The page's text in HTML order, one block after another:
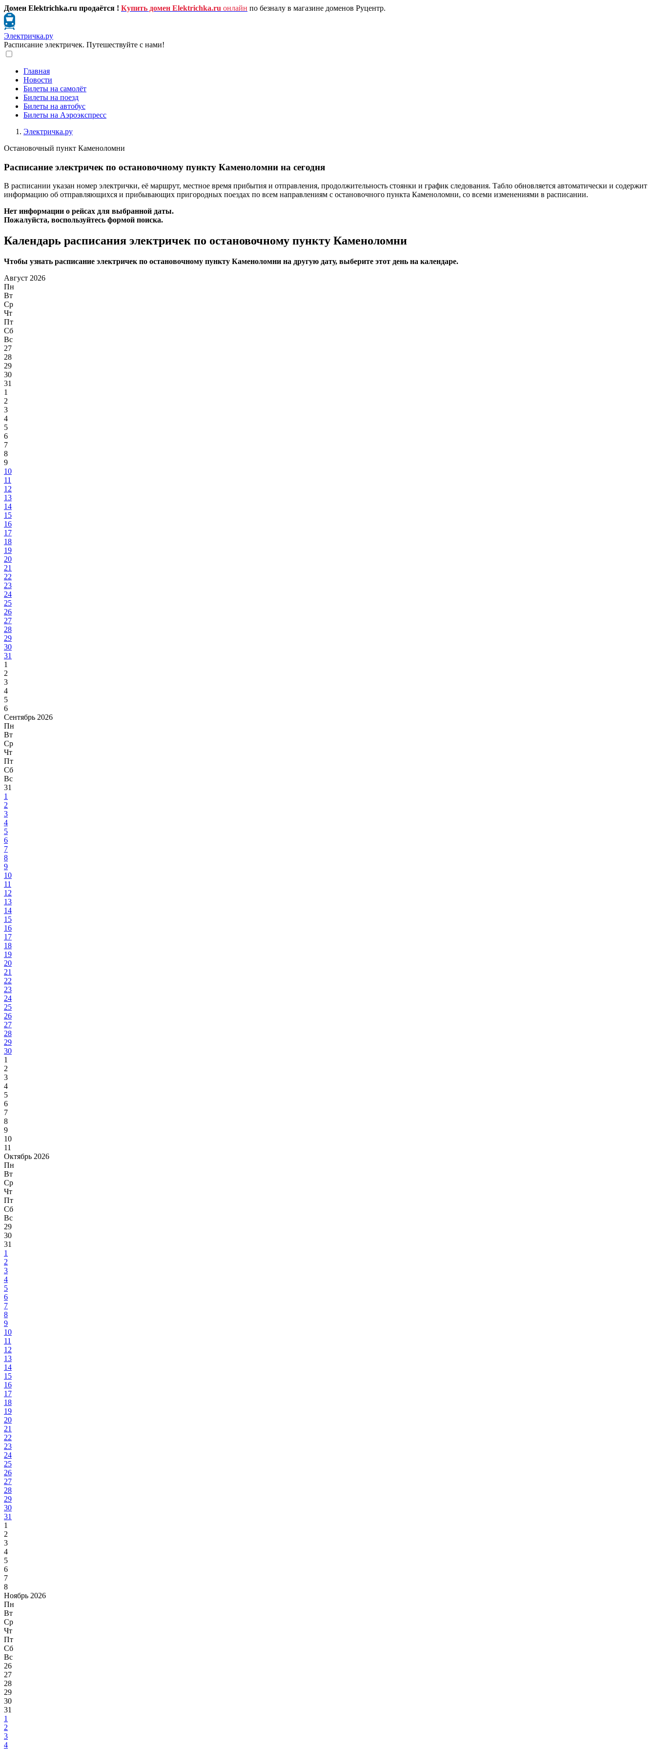
Домен Elektrichka.ru продаётся ! Купить домен Elektrichka.ru онлайн по безналу в магазине доменов Руцентр.
Электричка.ру
Расписание электричек. Путешествуйте с нами!
Главная
Новости
Билеты на самолёт
Билеты на поезд
Билеты на автобус
Билеты на Аэроэкспресс
Электричка.ру
Остановочный пункт Каменоломни
Расписание электричек по остановочному пункту Каменоломни на сегодня
В расписании указан номер электрички, её маршрут, местное время прибытия и отправления, продолжительность стоянки и график следования. Табло обновляется автоматически и содержит
информацию об отправляющихся и прибывающих пригородных поездах по всем направлениям с остановочного пункта Каменоломни, со всеми изменениями в расписании.
Нет информации о рейсах для выбранной даты.
Пожалуйста, воспользуйтесь формой поиска.
Календарь расписания электричек по остановочному пункту Каменоломни
Чтобы узнать расписание электричек по остановочному пункту Каменоломни на другую дату, выберите этот день на календаре.
Август 2026
Пн
Вт
Ср
Чт
Пт
Сб
Вс
27
28
29
30
31
1
2
3
4
5
6
7
8
9
10
11
12
13
14
15
16
17
18
19
20
21
22
23
24
25
26
27
28
29
30
31
1
2
3
4
5
6
Сентябрь 2026
Пн
Вт
Ср
Чт
Пт
Сб
Вс
31
1
2
3
4
5
6
7
8
9
10
11
12
13
14
15
16
17
18
19
20
21
22
23
24
25
26
27
28
29
30
1
2
3
4
5
6
7
8
9
10
11
Октябрь 2026
Пн
Вт
Ср
Чт
Пт
Сб
Вс
29
30
31
1
2
3
4
5
6
7
8
9
10
11
12
13
14
15
16
17
18
19
20
21
22
23
24
25
26
27
28
29
30
31
1
2
3
4
5
6
7
8
Ноябрь 2026
Пн
Вт
Ср
Чт
Пт
Сб
Вс
26
27
28
29
30
31
1
2
3
4